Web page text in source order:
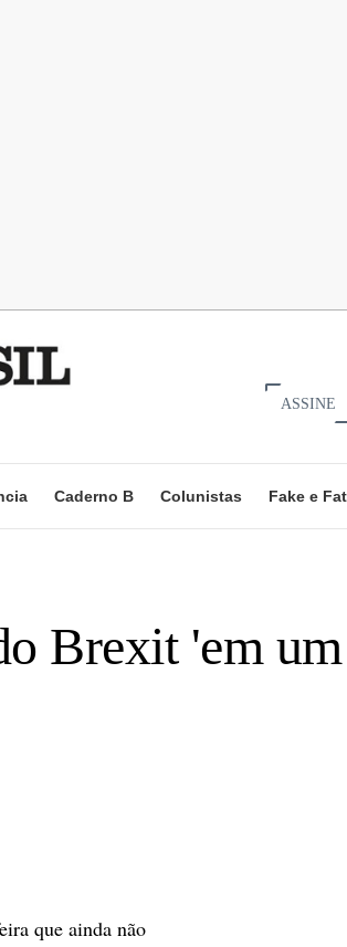
ASSINE
Caderno B Colunistas Fake e
Brexit 'em
que ainda não